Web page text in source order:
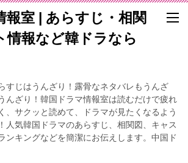
報室 | あらすじ・相関
情報など韓ドラなら
すじはうんざり！露骨なネタバレもうんざ
んざり！韓国ドラマ情報室は読むだけで疲れ
、サクッと読めて、ドラマが見たくなるよう
人気韓国ドラマのあらすじ、相関図、キャス
ンキングなどを簡潔にお伝えします。中国ド